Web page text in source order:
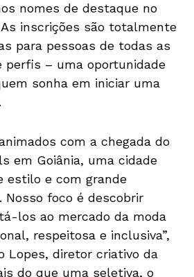
nomes de destaque no
inscrições são totalmente
para pessoas de todas as
perfis – uma oportunidade
sonha em iniciar uma
com a chegada do
em Goiânia, uma cidade
estilo e com grande
Nosso foco é descobrir
los ao mercado da moda
respeitosa e inclusiva”,
Lopes, diretor criativo da
do que uma seletiva, o